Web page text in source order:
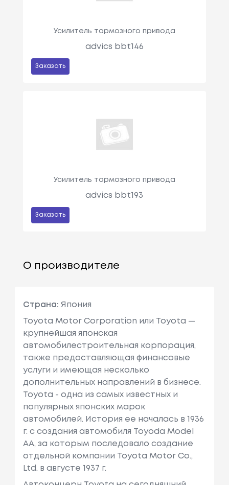
Усилитель тормозного привода
advics bbt146
Заказать
Усилитель тормозного привода
advics bbt193
Заказать
О производителе
Страна: Япония
Toyota Motor Corporation или Toyota —
крупнейшая японская
автомобилестроительная корпорация,
также предоставляющая финансовые
услуги и имеющая несколько
дополнительных направлений в бизнесе.
Toyota - одна из самых известных и
популярных японских марок
автомобилей. История ее началась в 1936
г. с создания автомобиля Toyoda Model
AA, за которым последовало создание
отдельной компании Toyota Motor Co.,
Ltd. в августе 1937 г.